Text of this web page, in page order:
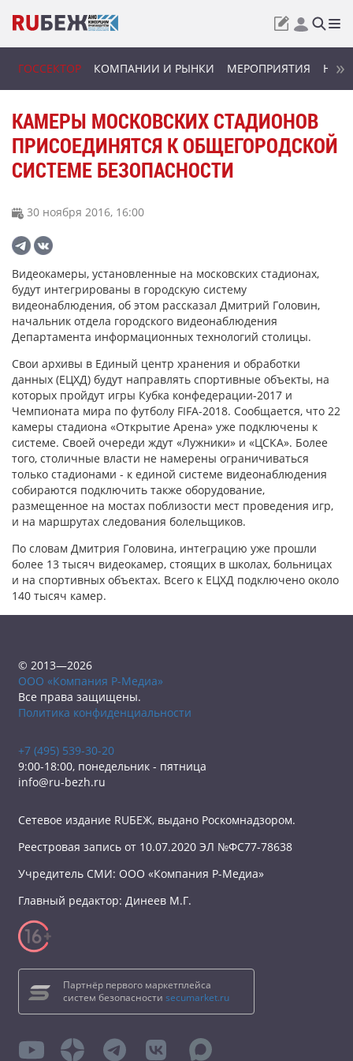
ГОССЕКТОР КОМПАНИИ И РЫНКИ МЕРОПРИЯТИЯ
КАМЕРЫ МОСКОВСКИХ СТАДИОНОВ
ПРИСОЕДИНЯТСЯ К ОБЩЕГОРОДСКОЙ
СИСТЕМЕ БЕЗОПАСНОСТИ
30 ноября 2016, 16:00
Видеокамеры, установленные на московских стадионах,
будут интегрированы в городскую систему
видеонаблюдения, об этом рассказал Дмитрий Головин,
начальник отдела городского видеонаблюдения
Департамента информационных технологий столицы.
Свои архивы в Единый центр хранения и обработки
данных (ЕЦХД) будут направлять спортивные объекты, на
которых пройдут игры Кубка конфедерации-2017 и
Чемпионата мира по футболу FIFA-2018. Сообщается, что 22
камеры стадиона «Открытие Арена» уже подключены к
системе. Своей очереди ждут «Лужники» и «ЦСКА». Более
того, столичные власти не намерены ограничиваться
только стадионами - к единой системе видеонаблюдения
собираются подключить также оборудование,
размещенное на мостах поблизости мест проведения игр,
и на маршрутах следования болельщиков.
По словам Дмитрия Головина, интеграцию уже прошли
более 13 тысяч видеокамер, стоящих в школах, больницах
и на спортивных объектах. Всего к ЕЦХД подключено около
140 тысяч камер.
© 2013—2026
ООО «Компания Р-Медиа»
Все права защищены.
Политика конфиденциальности
+7 (495) 539-30-20
9:00-18:00, понедельник - пятница
info@ru-bezh.ru
Сетевое издание RUБЕЖ, выдано Роскомнадзором.
Реестровая запись от 10.07.2020 ЭЛ №ФС77-78638
Учредитель СМИ: ООО «Компания Р-Медиа»
Главный редактор: Динеев М.Г.
Партнёр первого маркетплейса
систем безопасности secumarket.ru